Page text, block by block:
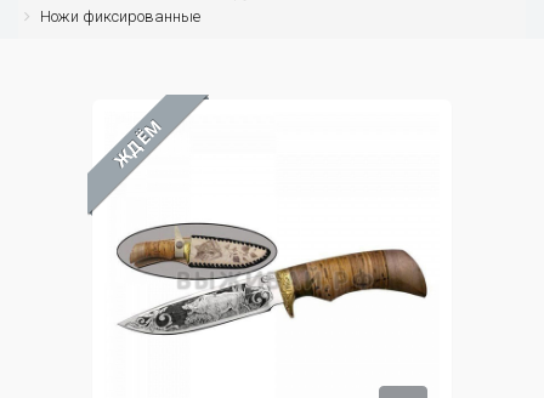
Ножи фиксированные
ЖДЁМ